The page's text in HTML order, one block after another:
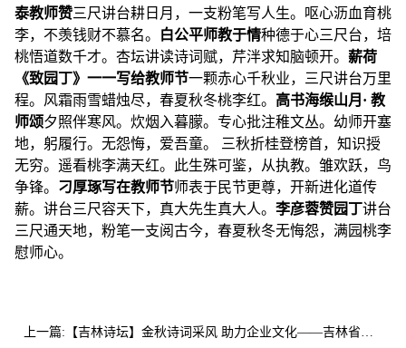
泰教师赞三尺讲台耕日月，一支粉笔写人生。呕心沥血育桃
李，不羡钱财不慕名。
白公平师教于情种德于心三尺台，培
桃悟道数千才。杏坛讲读诗词赋，芹泮求知脑顿开。 薪荷
《致园丁》一一写给教师节一颗赤心千秋业，三尺讲台万里
程。风霜雨雪蜡烛尽，春夏秋冬桃李红。 高书海缑山月· 教
师颂夕照伴寒风。炊烟入暮朦。专心批注稚文丛。幼师开塞
地，躬履行。无怨悔，爱吾童。 三秋折桂登榜首，知识授
无穷。遥看桃李满天红。此生殊可鉴，从执教。雏欢跃，鸟
争锋。 刁厚琢写在教师节师表于民节更尊，开新进化道传
薪。讲台三尺容天下，真大先生真大人。 李彦蓉赞园丁讲台
三尺通天地，粉笔一支阅古今，春夏秋冬无悔怨，满园桃李
慰师心。
上一篇:【吉林诗坛】金秋诗词采风 助力企业文化——吉林省及梅河口市诗词学会与小微企业党支部举行座谈会